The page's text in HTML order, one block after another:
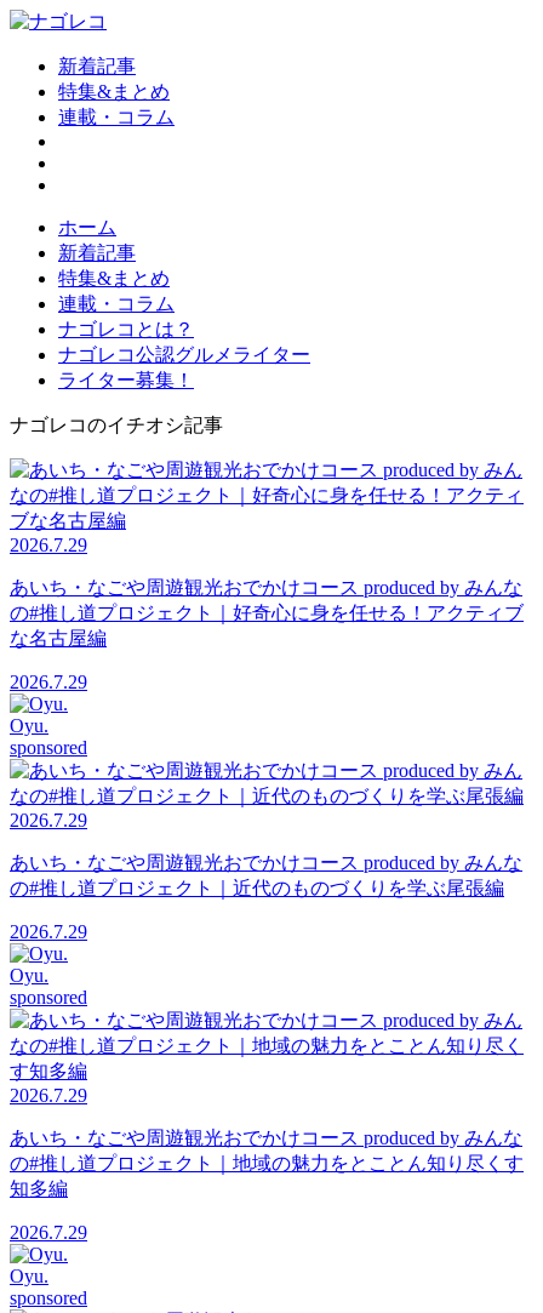
新着記事
特集&まとめ
連載・コラム
ホーム
新着記事
特集&まとめ
連載・コラム
ナゴレコとは？
ナゴレコ公認グルメライター
ライター募集！
ナゴレコのイチオシ記事
2026.7.29
あいち・なごや周遊観光おでかけコース produced by みんな
の#推し道プロジェクト｜好奇心に身を任せる！アクティブ
な名古屋編
2026.7.29
Oyu.
sponsored
2026.7.29
あいち・なごや周遊観光おでかけコース produced by みんな
の#推し道プロジェクト｜近代のものづくりを学ぶ尾張編
2026.7.29
Oyu.
sponsored
2026.7.29
あいち・なごや周遊観光おでかけコース produced by みんな
の#推し道プロジェクト｜地域の魅力をとことん知り尽くす
知多編
2026.7.29
Oyu.
sponsored